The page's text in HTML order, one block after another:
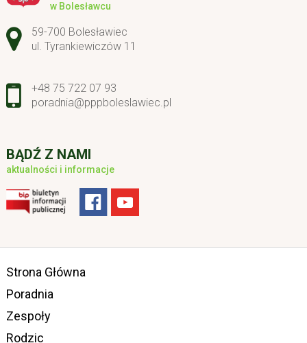
w Bolesławcu
Adres pocztowy:
59-700 Bolesławiec
ul. Tyrankiewiczów 11
+48 75 722 07 93
poradnia@pppboleslawiec.pl
BĄDŹ Z NAMI
aktualności i informacje
Strona Główna
Poradnia
Zespoły
Rodzic